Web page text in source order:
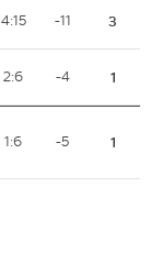
4:15 -11 3
2:6 -4 1
1:6 -5 1